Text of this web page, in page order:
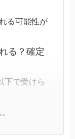
る可能性が
る？確定
下で受けら